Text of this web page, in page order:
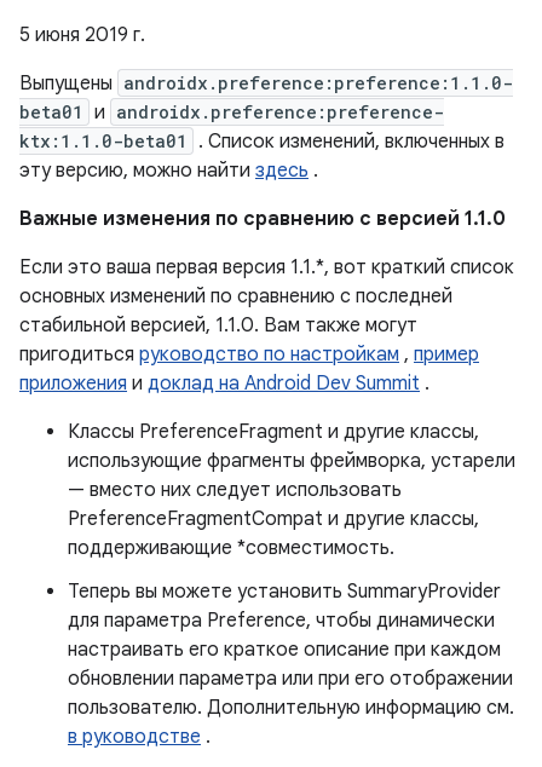
5 июня 2019 г.
Выпущены androidx.preference:preference:1.1.0-
beta01
и androidx.preference:preference-
ktx:1.1.0-beta01
. Список изменений, включенных в
эту версию, можно найти здесь .
Важные изменения по сравнению с версией 1.1.0
Если это ваша первая версия 1.1.*, вот краткий список
основных изменений по сравнению с последней
стабильной версией, 1.1.0. Вам также могут
пригодиться руководство по настройкам , пример
приложения и доклад на Android Dev Summit .
Классы PreferenceFragment и другие классы,
использующие фрагменты фреймворка, устарели
— вместо них следует использовать
PreferenceFragmentCompat и другие классы,
поддерживающие *совместимость.
Теперь вы можете установить SummaryProvider
для параметра Preference, чтобы динамически
настраивать его краткое описание при каждом
обновлении параметра или при его отображении
пользователю. Дополнительную информацию см.
в руководстве .